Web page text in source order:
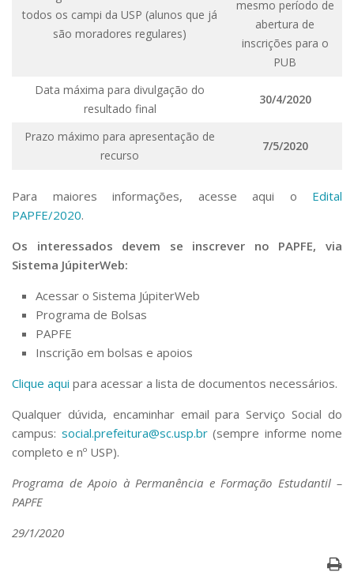
todos os campi da USP (alunos que já
são moradores regulares)
mesmo período de
abertura de
inscrições para o
PUB
Data máxima para divulgação do
resultado final
30/4/2020
Prazo máximo para apresentação de
recurso
7/5/2020
Para maiores informações, acesse aqui o Edital
PAPFE/2020.
Os interessados devem se inscrever no PAPFE, via
Sistema JúpiterWeb:
Acessar o Sistema JúpiterWeb
Programa de Bolsas
PAPFE
Inscrição em bolsas e apoios
Clique aqui para acessar a lista de documentos necessários.
Qualquer dúvida, encaminhar email para Serviço Social do
campus: social.prefeitura@sc.usp.br(sempre informe nome
completo e nº USP).
Programa de Apoio à Permanência e Formação Estudantil –
PAPFE
29/1/2020